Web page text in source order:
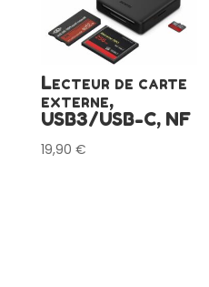
Lecteur de carte
externe,
USB3/USB-C, NF
19,90 €